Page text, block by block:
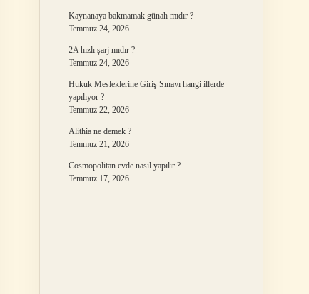
Kaynanaya bakmamak günah mıdır ?
Temmuz 24, 2026
2A hızlı şarj mıdır ?
Temmuz 24, 2026
Hukuk Mesleklerine Giriş Sınavı hangi illerde
yapılıyor ?
Temmuz 22, 2026
Alithia ne demek ?
Temmuz 21, 2026
Cosmopolitan evde nasıl yapılır ?
Temmuz 17, 2026